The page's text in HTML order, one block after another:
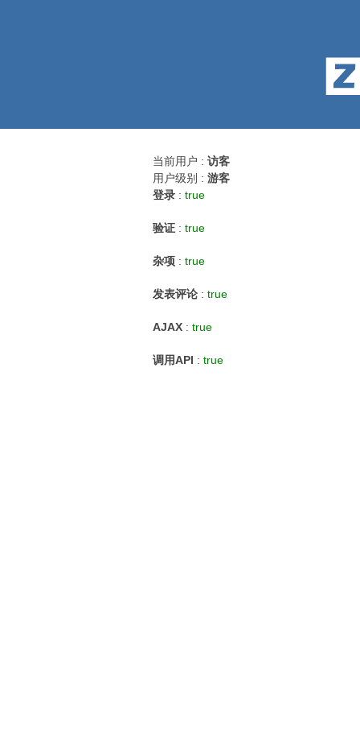
当前用户 : 访客
用户级别 : 游客
登录 : true
验证 : true
杂项 : true
发表评论 : true
AJAX : true
调用API : true